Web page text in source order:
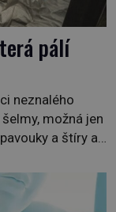
pálí
neznalého
možná jen
a štíry a
která